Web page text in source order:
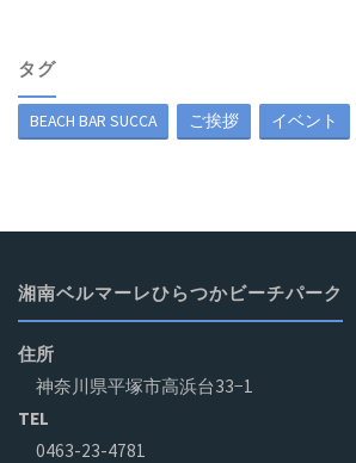
タグ
BEACH BAR SUCCA ご挨拶 イベント
湘南ベルマーレひらつかビーチパーク
住所
神奈川県平塚市高浜台33−1
TEL
0463-23-4781